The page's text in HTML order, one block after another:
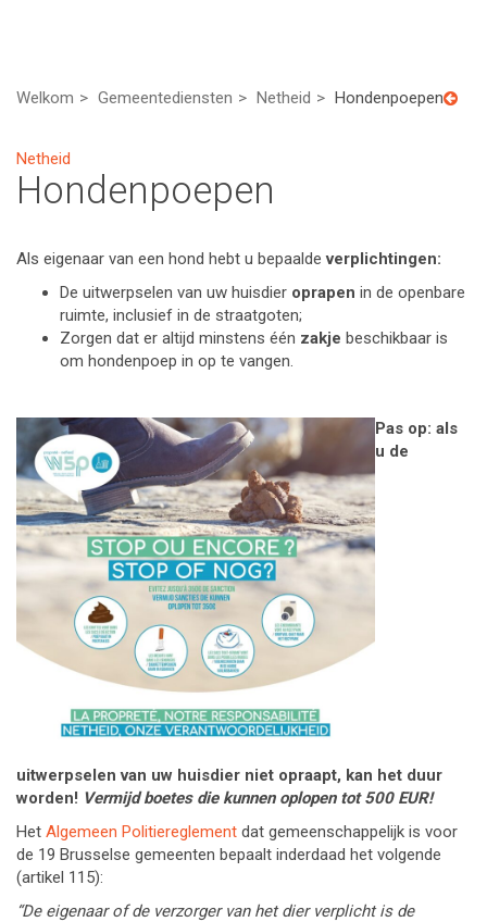
Welkom Gemeentediensten Netheid Hondenpoepen
Netheid
Hondenpoepen
Als eigenaar van een hond hebt u bepaaldeverplichtingen:
De uitwerpselen van uw huisdier oprapen in de openbare
ruimte, inclusief in de straatgoten;
Zorgen dat er altijd minstens één zakje beschikbaar is
om hondenpoep in op te vangen.
Pas op: als
u de
uitwerpselen van uw huisdier niet opraapt, kan het duur
worden! Vermijd boetes die kunnen oplopen tot 500 EUR!
Het Algemeen Politiereglement dat gemeenschappelijk is voor
de 19 Brusselse gemeenten bepaalt inderdaad het volgende
(artikel 115):
“De eigenaar of de verzorger van het dier verplicht is de